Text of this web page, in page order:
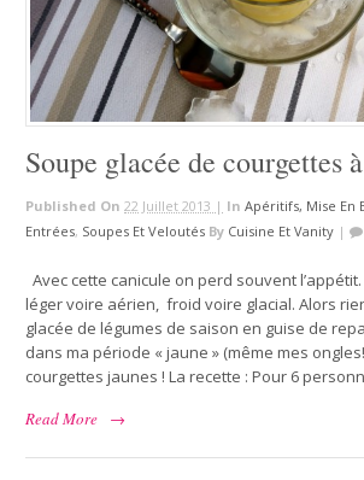
Soupe glacée de courgettes
Published On 22 Juillet 2013 | In Apéritifs, Mise En
Entrées, Soupes Et Veloutés By Cuisine Et Vanity |
Avec cette canicule on perd souvent
léger voire aérien, froid voire glacial. Alors
glacée de légumes de saison en guise de
dans ma période « jaune » (même mes
courgettes jaunes ! La recette : Pour 6
Read More
→